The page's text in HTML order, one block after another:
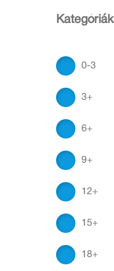
Kategóriák
0-3
3+
6+
9+
12+
15+
18+